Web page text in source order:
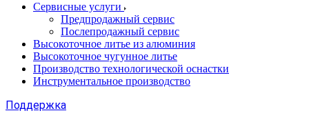
Сервисные услуги
Предпродажный сервис
Послепродажный сервис
Высокоточное литье из алюминия
Высокоточное чугунное литье
Производство технологической оснастки
Инструментальное производство
Поддержка